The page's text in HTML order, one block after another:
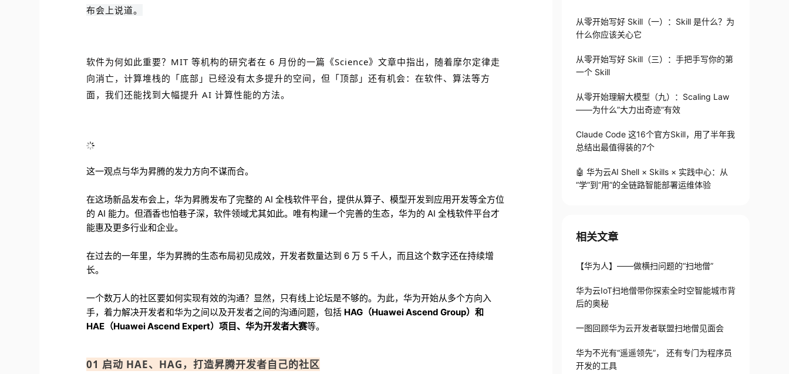
布会上说道。
软件为何如此重要？MIT 等机构的研究者在 6 月份的一篇《Science》文章中指出，随着摩尔定律走
向消亡，计算堆栈的「底部」已经没有太多提升的空间，但「顶部」还有机会：在软件、算法等方
面，我们还能找到大幅提升 AI 计算性能的方法。
这一观点与华为昇腾的发力方向不谋而合。
在这场新品发布会上，华为昇腾发布了完整的 AI 全栈软件平台，提供从算子、模型开发到应用开发等全方位
的 AI 能力。但酒香也怕巷子深，软件领域尤其如此。唯有构建一个完善的生态，华为的 AI 全栈软件平台才
能惠及更多行业和企业。
在过去的一年里，华为昇腾的生态布局初见成效，开发者数量达到 6 万 5 千人，而且这个数字还在持续增
长。
一个数万人的社区要如何实现有效的沟通？显然，只有线上论坛是不够的。为此，华为开始从多个方向入
手，着力解决开发者和华为之间以及开发者之间的沟通问题，包括 HAG（Huawei Ascend Group）和
HAE（Huawei Ascend Expert）项目、华为开发者大赛等。
01 启动 HAE、HAG，打造昇腾开发者自己的社区
从零开始写好 Skill（一）：Skill 是什么？为
什么你应该关心它
从零开始写好 Skill（三）：手把手写你的第
一个 Skill
从零开始理解大模型（九）：Scaling Law
——为什么”大力出奇迹”有效
Claude Code 这16个官方Skill，用了半年我
总结出最值得装的7个
🤖 华为云AI Shell × Skills × 实践中心：从
“学”到“用”的全链路智能部署运维体验
相关文章
【华为人】——做横扫问题的“扫地僧”
华为云IoT扫地僧带你探索全时空智能城市背
后的奥秘
一图回顾华为云开发者联盟扫地僧见面会
华为不光有“遥遥领先”， 还有专门为程序员
开发的工具